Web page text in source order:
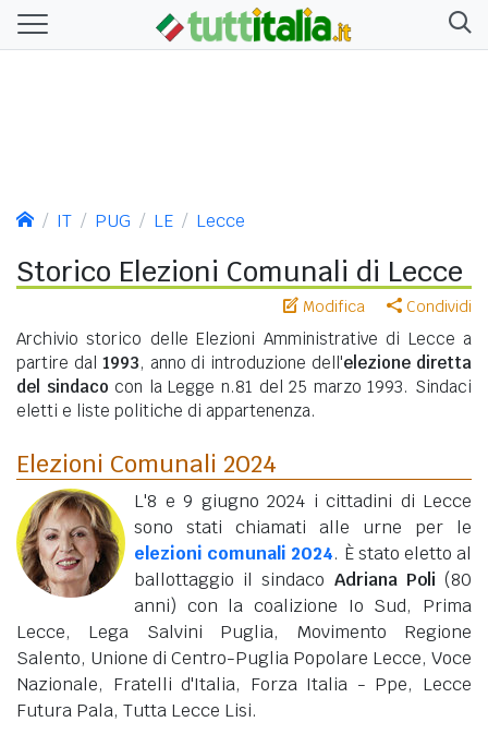
IT PUG LE Lecce
Storico Elezioni Comunali di Lecce
Modifica Condividi
Archivio storico delle Elezioni Amministrative di Lecce a
partire dal 1993, anno di introduzione dell'elezione diretta
del sindaco con la Legge n.81 del 25 marzo 1993. Sindaci
eletti e liste politiche di appartenenza.
Elezioni Comunali 2024
L'8 e 9 giugno 2024 i cittadini di Lecce
sono stati chiamati alle urne per le
elezioni comunali 2024. È stato eletto al
ballottaggio il sindaco Adriana Poli (80
anni) con la coalizione Io Sud, Prima
Lecce, Lega Salvini Puglia, Movimento Regione
Salento, Unione di Centro-Puglia Popolare Lecce, Voce
Nazionale, Fratelli d'Italia, Forza Italia - Ppe, Lecce
Futura Pala, Tutta Lecce Lisi.